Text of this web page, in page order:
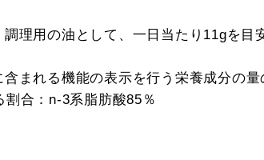
理用の油として、一日当たり11gを目
まれる機能の表示を行う栄養成分の
合：n-3系脂肪酸85％